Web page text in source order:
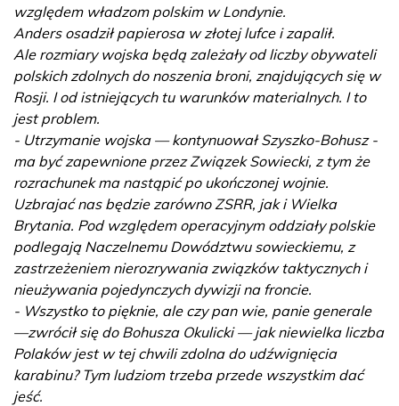
względem władzom polskim w Londynie.
Anders osadził papierosa w złotej lufce i zapalił.
Ale rozmiary wojska będą zależały od liczby obywateli
polskich zdolnych do noszenia broni, znajdujących się w
Rosji. I od istniejących tu warunków materialnych. I to
jest problem.
- Utrzymanie wojska — kontynuował Szyszko-Bohusz -
ma być zapewnione przez Związek Sowiecki, z tym że
rozrachunek ma nastąpić po ukończonej wojnie.
Uzbrajać nas będzie zarówno ZSRR, jak i Wielka
Brytania. Pod względem operacyjnym oddziały polskie
podlegają Naczelnemu Dowództwu sowieckiemu, z
zastrzeżeniem nierozrywania związków taktycznych i
nieużywania pojedynczych dywizji na froncie.
- Wszystko to pięknie, ale czy pan wie, panie generale
—zwrócił się do Bohusza Okulicki — jak niewielka liczba
Polaków jest w tej chwili zdolna do udźwignięcia
karabinu? Tym ludziom trzeba przede wszystkim dać
jeść.